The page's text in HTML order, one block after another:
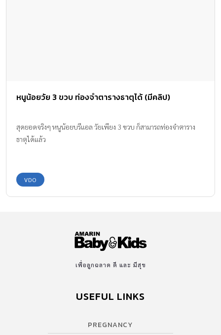
หนูน้อยวัย 3 ขวบ ท่องจำตารางธาตุได้ (มีคลิป)
สุดยอดจริงๆ หนูน้อยบรีแอล วัยเพียง 3 ขวบ ก็สามารถท่องจำตาราง
ธาตุได้แล้ว
VDO
เพื่อลูกฉลาด ดี และ มีสุข
USEFUL LINKS
PREGNANCY